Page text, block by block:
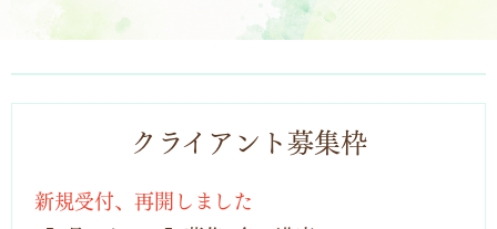
クライアント募集枠
新規受付、再開しました